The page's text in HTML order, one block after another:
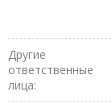
Другие
ответственные
лица: